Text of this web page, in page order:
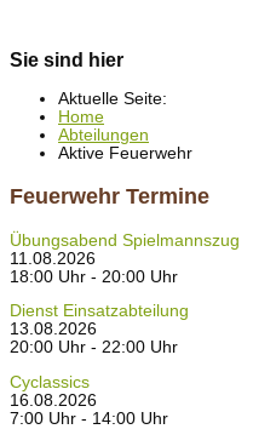
Sie sind hier
Aktuelle Seite:
Home
Abteilungen
Aktive Feuerwehr
Feuerwehr Termine
Übungsabend Spielmannszug
11.08.2026
18:00 Uhr - 20:00 Uhr
Dienst Einsatzabteilung
13.08.2026
20:00 Uhr - 22:00 Uhr
Cyclassics
16.08.2026
7:00 Uhr - 14:00 Uhr